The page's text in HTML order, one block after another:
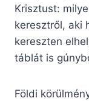
Krisztust:
keresztről, aki
kereszten
táblát is
Földi